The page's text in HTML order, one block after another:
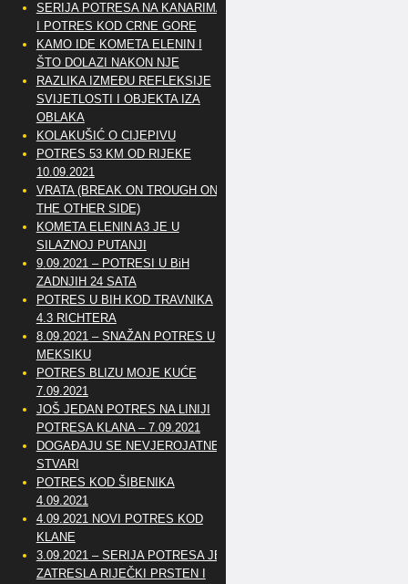
SERIJA POTRESA NA KANARIMA
I POTRES KOD CRNE GORE
KAMO IDE KOMETA ELENIN I
ŠTO DOLAZI NAKON NJE
RAZLIKA IZMEĐU REFLEKSIJE
SVIJETLOSTI I OBJEKTA IZA
OBLAKA
KOLAKUŠIĆ O CIJEPIVU
POTRES 53 KM OD RIJEKE
10.09.2021
VRATA (BREAK ON TROUGH ON
THE OTHER SIDE)
KOMETA ELENIN A3 JE U
SILAZNOJ PUTANJI
9.09.2021 – POTRESI U BiH
ZADNJIH 24 SATA
POTRES U BIH KOD TRAVNIKA
4.3 RICHTERA
8.09.2021 – SNAŽAN POTRES U
MEKSIKU
POTRES BLIZU MOJE KUĆE
7.09.2021
JOŠ JEDAN POTRES NA LINIJI
POTRESA KLANA – 7.09.2021
DOGAĐAJU SE NEVJEROJATNE
STVARI
POTRES KOD ŠIBENIKA
4.09.2021
4.09.2021 NOVI POTRES KOD
KLANE
3.09.2021 – SERIJA POTRESA JE
ZATRESLA RIJEČKI PRSTEN I